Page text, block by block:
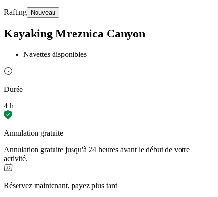
Rafting Nouveau
Kayaking Mreznica Canyon
Navettes disponibles
Durée
4 h
Annulation gratuite
Annulation gratuite jusqu'à 24 heures avant le début de votre
activité.
Réservez maintenant, payez plus tard